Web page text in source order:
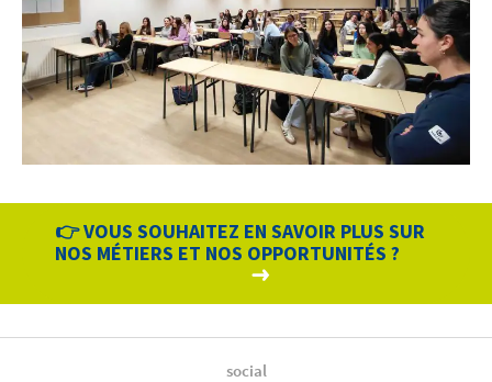
👉 VOUS SOUHAITEZ EN SAVOIR PLUS SUR
NOS MÉTIERS ET NOS OPPORTUNITÉS ?
social